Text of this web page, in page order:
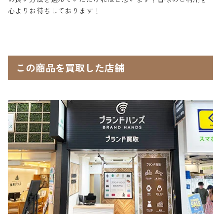
心よりお待ちしております！
この商品を買取した店舗